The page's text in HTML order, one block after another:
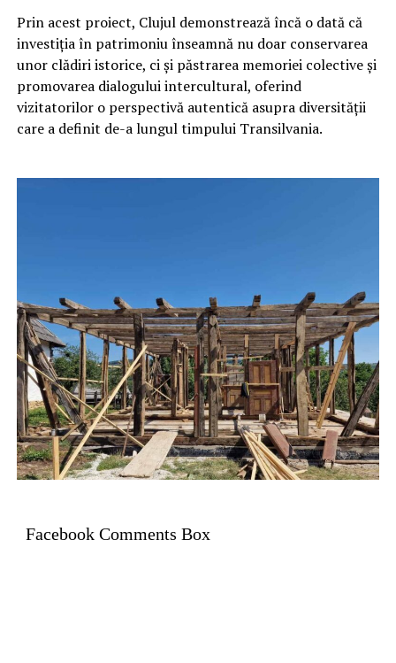
Prin acest proiect, Clujul demonstrează încă o dată că
investiția în patrimoniu înseamnă nu doar conservarea
unor clădiri istorice, ci și păstrarea memoriei colective și
promovarea dialogului intercultural, oferind
vizitatorilor o perspectivă autentică asupra diversității
care a definit de-a lungul timpului Transilvania.
Facebook Comments Box